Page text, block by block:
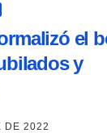
el
y
DE 2022